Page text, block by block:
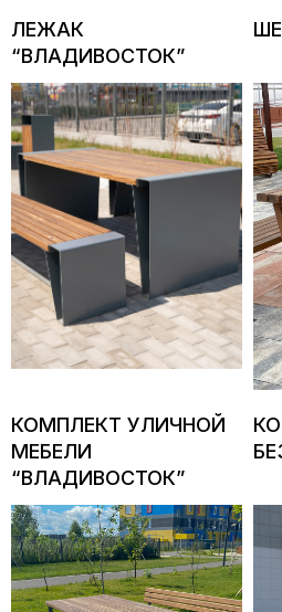
ЛЕЖАК
“ВЛАДИВОСТОК”
КОМПЛЕКТ УЛИЧНОЙ
МЕБЕЛИ
“ВЛАДИВОСТОК”